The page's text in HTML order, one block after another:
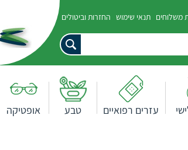
משלוחים תנאי שימוש החזרות וביטולים
עזרים רפואיים טבע אופטיקה